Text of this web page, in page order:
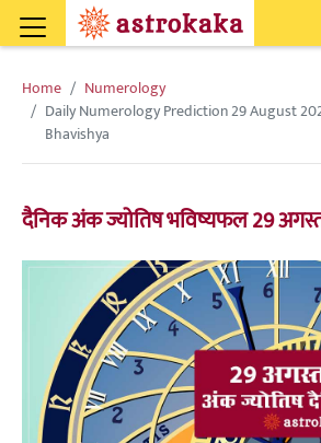
Home
Numerology
Daily Numerology Prediction 29 August
Bhavishya
दैनिक अंक ज्योतिष भविष्यफल 29